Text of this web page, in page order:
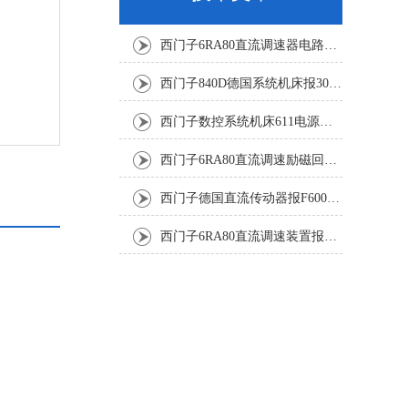
西门子6RA80直流调速器电路板坏销售修理单位
西门子840D德国系统机床报300501修复解决
西门子数控系统机床611电源模块灯不显示修复解决
西门子6RA80直流调速励磁回路坏报F60005修复排除
西门子德国直流传动器报F60067高温报警修复排除方法
西门子6RA80直流调速装置报F60035修复排除方法